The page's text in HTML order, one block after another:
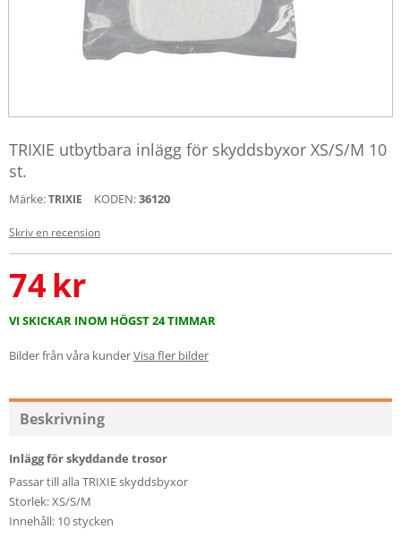
TRIXIE utbytbara inlägg för skyddsbyxor XS/S/M 10
st.
Märke:TRIXIE KODEN:36120
Skriv en recension
74kr
VI SKICKAR INOM HÖGST 24 TIMMAR
Bilder från våra kunderVisa fler bilder
Beskrivning
Inlägg för skyddande trosor
Passar till alla TRIXIE skyddsbyxor
Storlek: XS/S/M
Innehåll: 10 stycken